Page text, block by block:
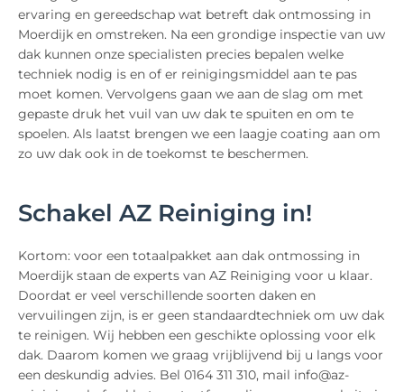
ervaring en gereedschap wat betreft dak ontmossing in
Moerdijk en omstreken. Na een grondige inspectie van uw
dak kunnen onze specialisten precies bepalen welke
techniek nodig is en of er reinigingsmiddel aan te pas
moet komen. Vervolgens gaan we aan de slag om met
gepaste druk het vuil van uw dak te spuiten en om te
spoelen. Als laatst brengen we een laagje coating aan om
zo uw dak ook in de toekomst te beschermen.
Schakel AZ Reiniging in!
Kortom: voor een totaalpakket aan dak ontmossing in
Moerdijk staan de experts van AZ Reiniging voor u klaar.
Doordat er veel verschillende soorten daken en
vervuilingen zijn, is er geen standaardtechniek om uw dak
te reinigen. Wij hebben een geschikte oplossing voor elk
dak. Daarom komen we graag vrijblijvend bij u langs voor
een deskundig advies. Bel 0164 311 310, mail info@az-